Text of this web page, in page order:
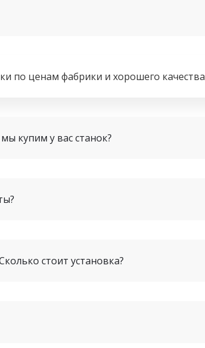
по ценам фабрики и хорошего
купим у вас станок?
стоит установка?